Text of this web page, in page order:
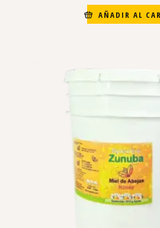
AÑADIR AL